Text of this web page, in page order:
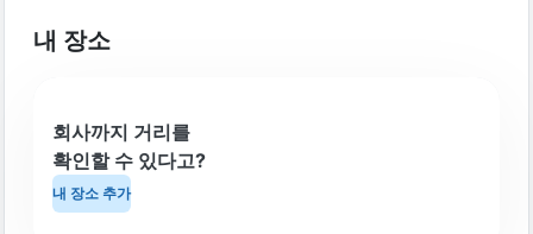
내 장소
회사까지 거리를
확인할 수 있다고?
내 장소 추가